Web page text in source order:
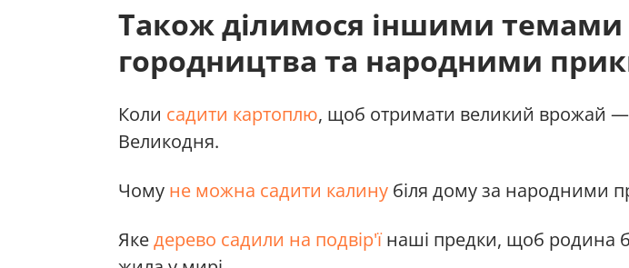
Також ділимося іншими темами
городництва та народними
Коли садити картоплю, щоб отримати великий врожай —
Великодня.
Чому не можна садити калину біля дому за народними
Якедерево садили на подвір'їнаші предки, щоб родина